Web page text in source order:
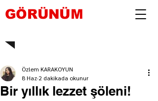
GÖRÜNÜM
Bir yıllık lezzet şöleni!
Özlem KARAKOYUN
8 Haz 2 dakikada okunur